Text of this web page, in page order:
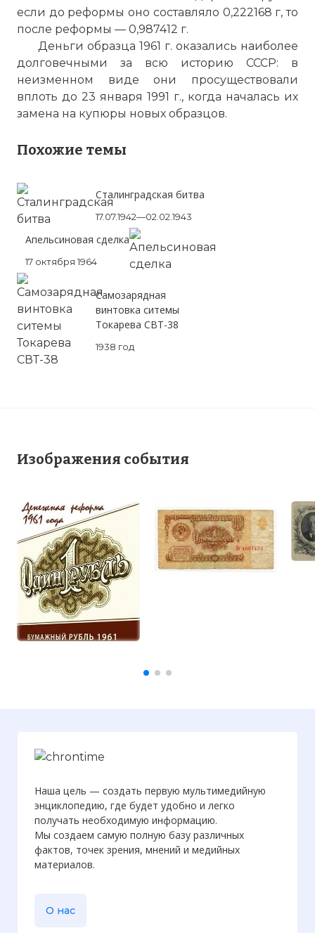
если до реформы оно составляло 0,222168 г, то
после реформы — 0,987412 г.
Деньги образца 1961 г. оказались наиболее
долговечными за всю историю СССР: в
неизменном виде они просуществовали
вплоть до 23 января 1991 г., когда началась их
замена на купюры новых образцов.
Похожие темы
Сталинградская битва
17.07.1942—02.02.1943
Апельсиновая сделка
17 октября 1964
Самозарядная
винтовка ситемы
Токарева СВТ-38
1938 год
Изображения события
Вернуться в статью:
Денежная реформа
1961 года
Наша цель — создать первую мультимедийную
энциклопедию, где будет удобно и легко
получать необходимую информацию.
Мы создаем самую полную базу различных
фактов, точек зрения, мнений и медийных
материалов.
О нас